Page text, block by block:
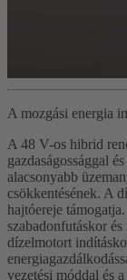
A mozgási energia
A 48 V-os hibrid
gazdaságossággal
alacsonyabb
csökkentésének. A
hajtóereje
szabadonfutáskor
dízelmotort
vezetési móddal és